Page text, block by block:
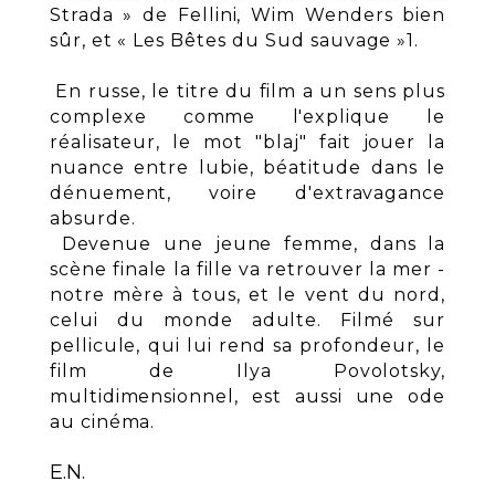
Strada » de Fellini, Wim Wenders bien
sûr, et « Les Bêtes du Sud sauvage »1.
En russe, le titre du film a un sens plus
complexe comme l'explique le
réalisateur, le mot "blaj" fait jouer la
nuance entre lubie, béatitude dans le
dénuement, voire d'extravagance
absurde.
Devenue une jeune femme, dans la
scène finale la fille va retrouver la mer -
notre mère à tous, et le vent du nord,
celui du monde adulte.
Filmé sur
pellicule, qui lui rend sa profondeur, le
film de Ilya Povolotsky,
multidimensionnel, est aussi une ode
au cinéma.
E.N.